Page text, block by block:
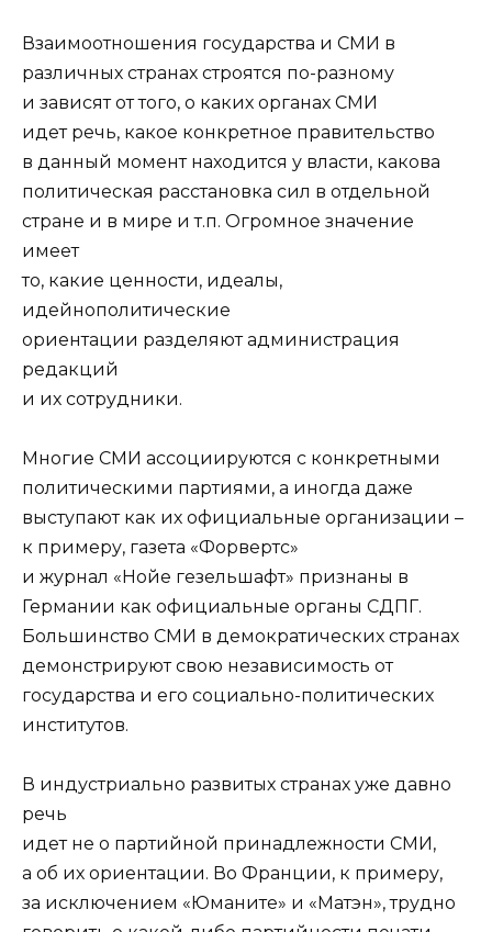
Взаимоотношения государства и СМИ в
различных странах строятся по-разному
и зависят от того, о каких органах СМИ
идет речь, какое конкретное правительство
в данный момент находится у власти, какова
политическая расстановка сил в отдельной
стране и в мире и т.п. Огромное значение
имеет
то, какие ценности, идеалы,
идейнополитические
ориентации разделяют администрация
редакций
и их сотрудники.
Многие СМИ ассоциируются с конкретными
политическими партиями, а иногда даже
выступают как их официальные организации –
к примеру, газета «Форвертс»
и журнал «Нойе гезельшафт» признаны в
Германии как официальные органы СДПГ.
Большинство СМИ в демократических странах
демонстрируют свою независимость от
государства и его социально-политических
институтов.
В индустриально развитых странах уже давно
речь
идет не о партийной принадлежности СМИ,
а об их ориентации. Во Франции, к примеру,
за исключением «Юманите» и «Матэн», трудно